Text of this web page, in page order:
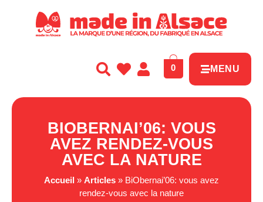
0 MENU
BIOBERNAI’06: VOUS
AVEZ RENDEZ-VOUS
AVEC LA NATURE
Accueil » Articles » BiObernai’06: vous avez
rendez-vous avec la nature